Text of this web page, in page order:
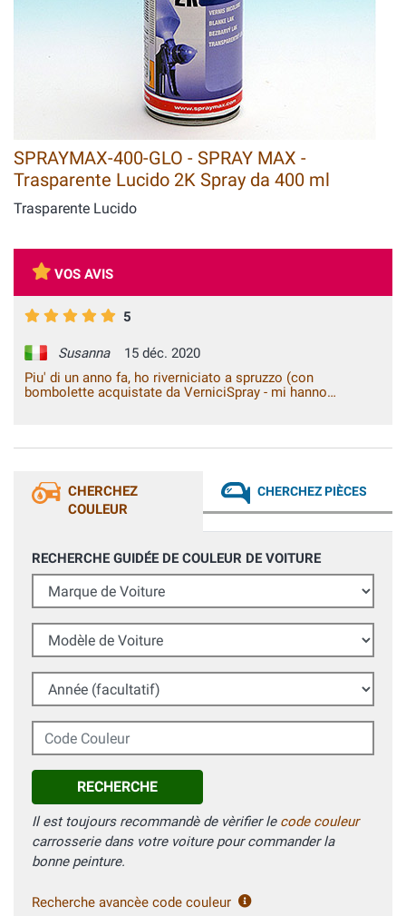
SPRAYMAX-400-GLO - SPRAY MAX -
Trasparente Lucido 2K Spray da 400 ml
Trasparente Lucido
VOS AVIS
5
Susanna
15 déc. 2020
Piu' di un anno fa, ho riverniciato a spruzzo (con
bombolette acquistate da VerniciSpray - mi hanno
nonostante l'auto sia sottoposta a tutte le condizioni
CHERCHEZ
COULEUR
CHERCHEZ PIÈCES
RECHERCHE GUIDÉE DE COULEUR DE VOITURE
Marque de Voiture
Modèle de Voiture
Année (facultatif)
Code Couleur
RECHERCHE
Il est toujours recommandè de vèrifier le code couleur
carrosserie dans votre voiture pour commander la
bonne peinture.
Recherche avancèe code couleur